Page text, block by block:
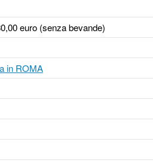
euro (senza bevande)
in ROMA